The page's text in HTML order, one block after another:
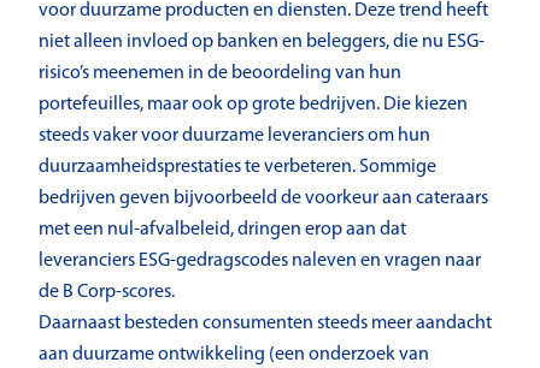
voor duurzame producten en diensten. Deze trend heeft
niet alleen invloed op banken en beleggers, die nu ESG-
risico’s meenemen in de beoordeling van hun
portefeuilles, maar ook op grote bedrijven. Die kiezen
steeds vaker voor duurzame leveranciers om hun
duurzaamheidsprestaties te verbeteren. Sommige
bedrijven geven bijvoorbeeld de voorkeur aan cateraars
met een nul-afvalbeleid, dringen erop aan dat
leveranciers ESG-gedragscodes naleven en vragen naar
de B Corp-scores.
Daarnaast besteden consumenten steeds meer aandacht
aan duurzame ontwikkeling (een onderzoek van